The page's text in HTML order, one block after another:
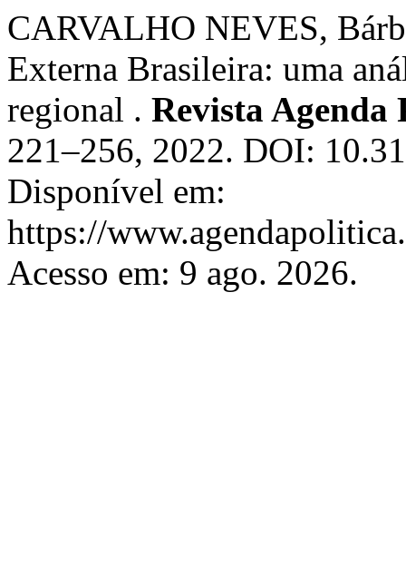
CARVALHO NEVES,
Externa Brasileira: uma
regional . Revista Agenda
221–256, 2022. DOI:
Disponível em:
https://
Acesso em: 9 ago. 2026.